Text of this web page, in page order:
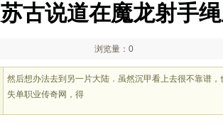
苏古说道在魔龙射手
浏览量：0
然后想办法去到另一片大陆．虽然沉甲看上去很不靠谱
失单职业传奇网，得